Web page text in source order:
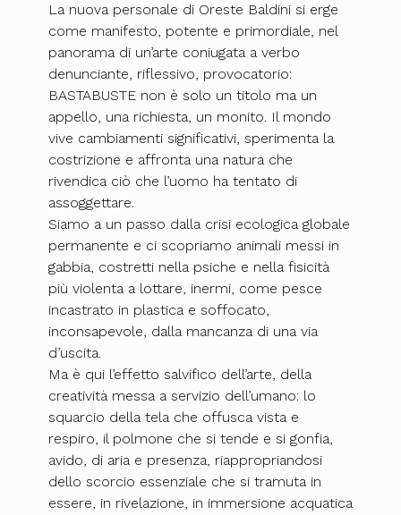
La nuova personale di Oreste Baldini si erge
come manifesto, potente e primordiale, nel
panorama di un’arte coniugata a verbo
denunciante, riflessivo, provocatorio:
BASTABUSTE non è solo un titolo ma un
appello, una richiesta, un monito. Il mondo
vive cambiamenti significativi, sperimenta la
costrizione e affronta una natura che
rivendica ciò che l’uomo ha tentato di
assoggettare.
Siamo a un passo dalla crisi ecologica globale
permanente e ci scopriamo animali messi in
gabbia, costretti nella psiche e nella fisicità
più violenta a lottare, inermi, come pesce
incastrato in plastica e soffocato,
inconsapevole, dalla mancanza di una via
d’uscita.
Ma è qui l’effetto salvifico dell’arte, della
creatività messa a servizio dell’umano: lo
squarcio della tela che offusca vista e
respiro, il polmone che si tende e si gonfia,
avido, di aria e presenza, riappropriandosi
dello scorcio essenziale che si tramuta in
essere, in rivelazione, in immersione acquatica